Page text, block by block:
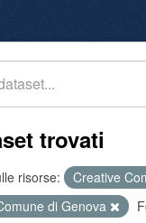
trovati
risorse: Creative
di Genova